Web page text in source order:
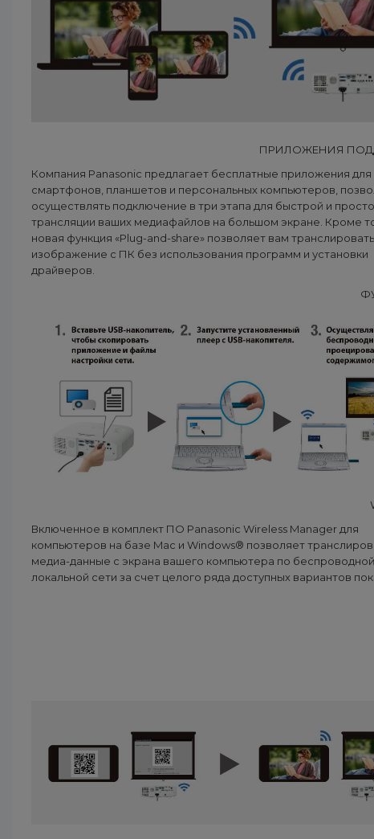
ПРИЛОЖЕНИЯ
Компания Panasonic предлагает бесплатные приложения для
смартфонов, планшетов и персональных компьютеров,
осуществлять подключение в три этапа для быстрой и
трансляции ваших медиафайлов на большом экране. Кроме
новая функция «Plug-and-share» позволяет вам транслировать
изображение с ПК без использования программ и установки
драйверов.
Включенное в комплект ПО Panasonic Wireless Manager для
компьютеров на базе Mac и Windows® позволяет
медиа-данные с экрана вашего компьютера по беспроводной
локальной сети за счет целого ряда доступных вариантов